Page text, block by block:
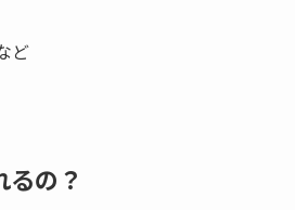
ど
の？